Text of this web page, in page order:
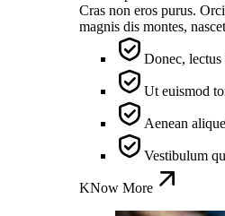
Cras non eros purus.
magnis dis montes,
Donec,
Ut euismod
Aenean
Vestibulum
KNow More